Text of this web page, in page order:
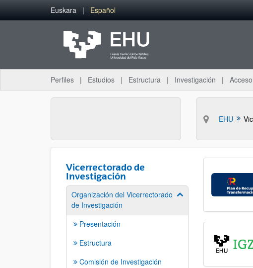
Saltar al contenido principal
Euskara Español
Perfiles Estudios Estructura Investigación
EHU
Vicerrectorado de
Investigación
Organización del Vicerrectorado
de Investigación
Mostrar/ocultar
Presentación
Estructura
Comisión de Investigación